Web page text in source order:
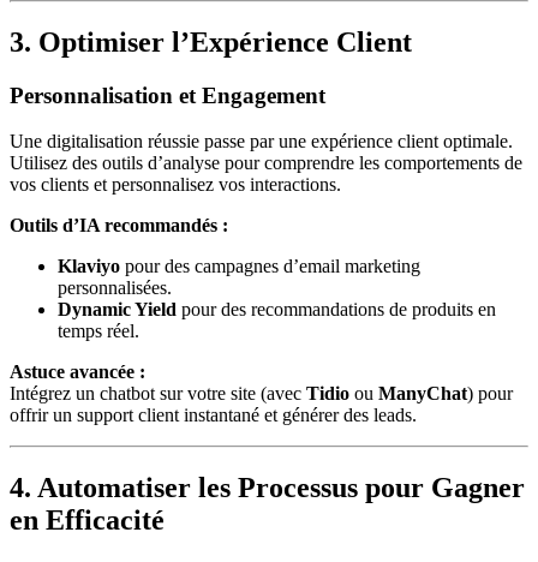
3. Optimiser l’Expérience Client
Personnalisation et Engagement
Une digitalisation réussie passe par une expérience client optimale.
Utilisez des outils d’analyse pour comprendre les comportements de
vos clients et personnalisez vos interactions.
Outils d’IA recommandés :
Klaviyo pour des campagnes d’email marketing
personnalisées.
Dynamic Yield pour des recommandations de produits en
temps réel.
Astuce avancée :
Intégrez un chatbot sur votre site (avec Tidio ou ManyChat) pour
offrir un support client instantané et générer des leads.
4. Automatiser les Processus pour Gagner
en Efficacité